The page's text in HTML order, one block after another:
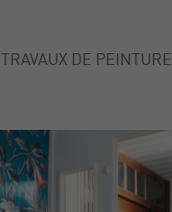
TRAVAUX DE PEINTURE